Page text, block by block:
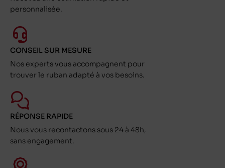
personnalisée.
CONSEIL SUR MESURE
Nos experts vous accompagnent pour
trouver le ruban adapté à vos besoins.
RÉPONSE RAPIDE
Nous vous recontactons sous 24 à 48h,
sans engagement.